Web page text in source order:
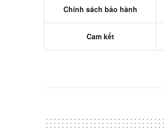
Chính sách bảo hành
Cam kết